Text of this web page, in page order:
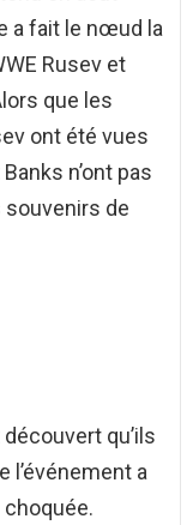
a fait le nœud la
Rusev et
que les
ont été vues
n’ont pas
souvenirs de
qu’ils
l’événement a